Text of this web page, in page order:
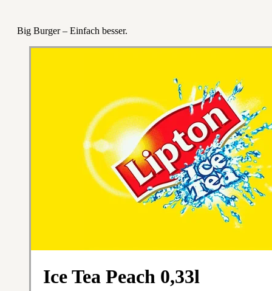
Big Burger – Einfach besser.
Ice Tea Peach 0,33l